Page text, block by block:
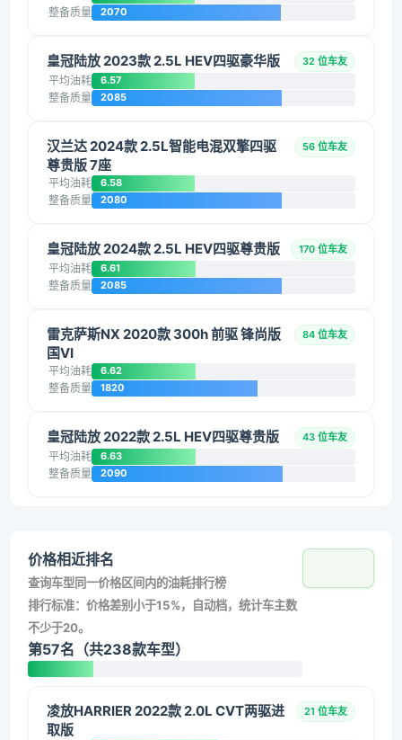
整备质量 2070
皇冠陆放 2023款 2.5L HEV四驱豪华版 32 位车友
平均油耗 6.57
整备质量 2085
汉兰达 2024款 2.5L智能电混双擎四驱
尊贵版 7座
56 位车友
平均油耗 6.58
整备质量 2080
皇冠陆放 2024款 2.5L HEV四驱尊贵版 170 位车友
平均油耗 6.61
整备质量 2085
雷克萨斯NX 2020款 300h 前驱 锋尚版
国VI
84 位车友
平均油耗 6.62
整备质量 1820
皇冠陆放 2022款 2.5L HEV四驱尊贵版 43 位车友
平均油耗 6.63
整备质量 2090
价格相近排名
查询车型同一价格区间内的油耗排行榜
排行标准：价格差别小于15%，自动档，统计车主数
不少于20。
第57名（共238款车型）
凌放HARRIER 2022款 2.0L CVT两驱进
取版
21 位车友